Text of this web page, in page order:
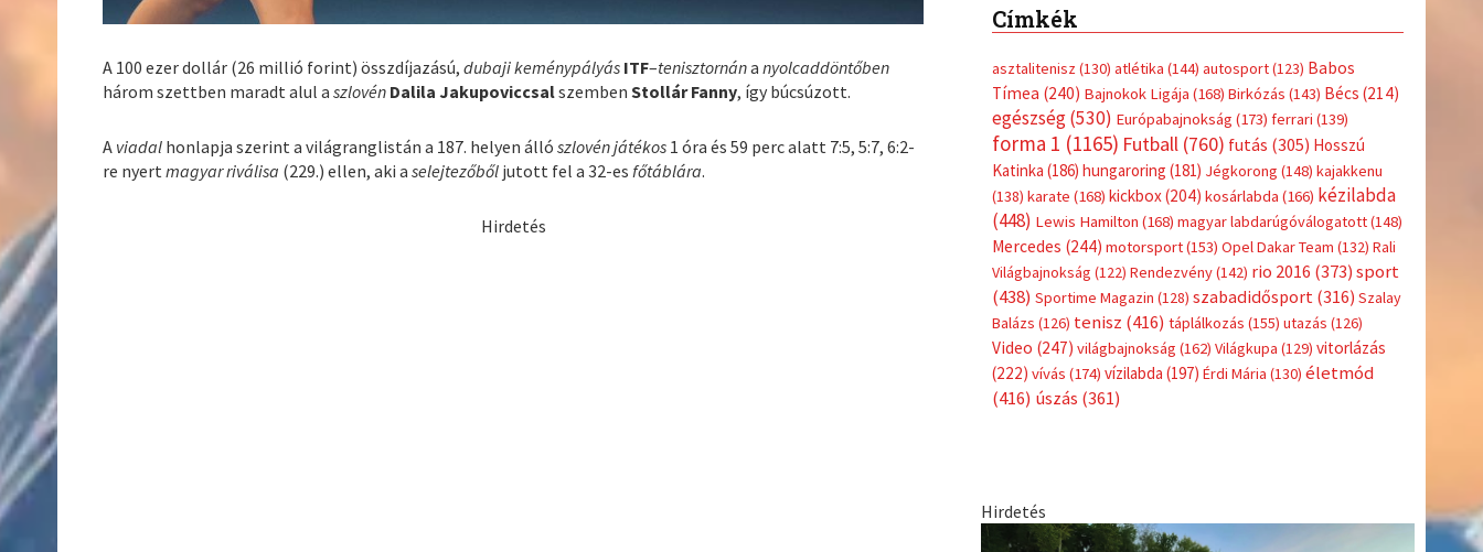
A 100 ezer dollár (26 millió forint) összdíjazású, dubaji keménypályás ITF–tenisztornánanyolcaddöntőben
három szettben maradt alul aszlovén Dalila JakupoviccsalszembenStollár Fanny, így búcsúzott.
A viadal honlapja szerint a világranglistán a 187. helyen állószlovén játékos 1 óra és 59 perc alatt 7:5, 5:7, 6:2-
re nyertmagyar riválisa (229.) ellen, aki aselejtezőből jutott fel a 32-esfőtáblára.
Hirdetés
Címkék
asztalitenisz (130) atlétika (144) autosport(123) Babos
Tímea (240) Bajnokok Ligája (168) Birkózás (143) Bécs (214)
egészség(530) Európabajnokság (173) ferrari (139)
forma 1 (1165) Futball(760) futás (305) Hosszú
Katinka (186) hungaroring (181) Jégkorong (148) kajakkenu
(138) karate (168) kickbox(204) kosárlabda (166) kézilabda
(448) Lewis Hamilton (168) magyar labdarúgóválogatott(148)
Mercedes (244) motorsport(153) Opel Dakar Team (132) Rali
Világbajnokság (122) Rendezvény(142) rio 2016 (373) sport
(438) Sportime Magazin (128) szabadidősport (316) Szalay
Balázs (126) tenisz (416) táplálkozás (155) utazás (126)
Video (247) világbajnokság (162) Világkupa (129) vitorlázás
(222) vívás (174) vízilabda (197) Érdi Mária (130) életmód
(416) úszás (361)
Hirdetés